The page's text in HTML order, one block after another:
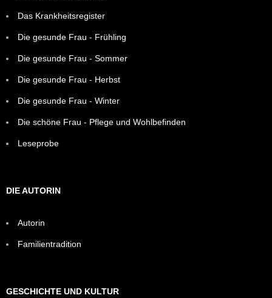
Das Krankheitsregister
Die gesunde Frau - Frühling
Die gesunde Frau - Sommer
Die gesunde Frau - Herbst
Die gesunde Frau - Winter
Die schöne Frau - Pflege und Wohlbefinden
Leseprobe
DIE AUTORIN
Autorin
Familientradition
GESCHICHTE UND KULTUR